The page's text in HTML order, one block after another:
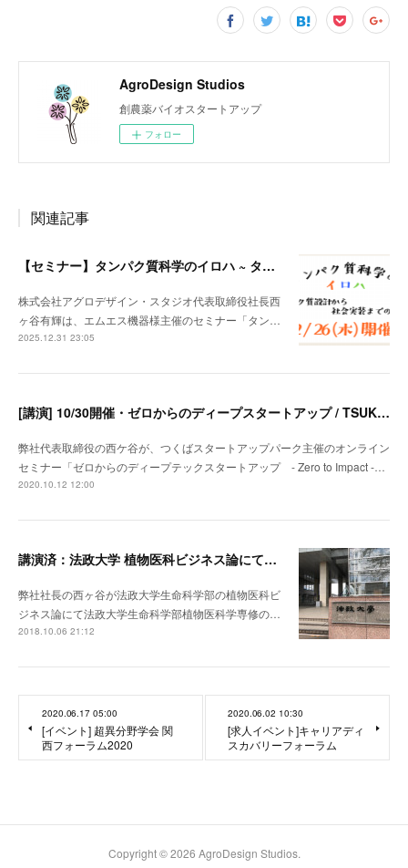
AgroDesign Studios
創農薬バイオスタートアップ
フォロー
関連記事
【セミナー】タンパク質科学のイロハ ~ タンパク質設計から社会実装までの交差点
株式会社アグロデザイン・スタジオ代表取締役社長西
ヶ谷有輝は、エムエス機器様主催のセミナー「タン…
2025.12.31 23:05
[講演] 10/30開催・ゼロからのディープスタートアップ / TSUKUBA STARTUP PARKオンラインセミナー
弊社代表取締役の西ケ谷が、つくばスタートアップパーク主催のオンライン
セミナー「ゼロからのディープテックスタートアップ - Zero to Impact -…
2020.10.12 12:00
講演済：法政大学 植物医科ビジネス論にて講義いたしました
弊社社長の西ヶ谷が法政大学生命科学部の植物医科ビ
ジネス論にて法政大学生命科学部植物医科学専修の…
2018.10.06 21:12
2020.06.17 05:00
[イベント] 超異分野学会 関
西フォーラム2020
2020.06.02 10:30
[求人イベント]キャリアディ
スカバリーフォーラム
Copyright ©2026 AgroDesign Studios.